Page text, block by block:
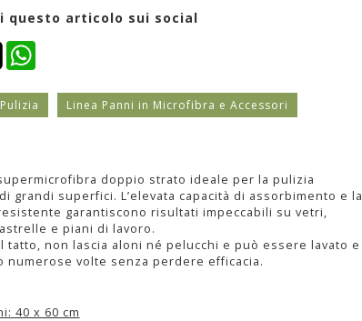
questo articolo sui social
WhatsApp
Linea Panni in Microfibra e Accessori
doppio strato ideale per la pulizia
grandi superfici. L’elevata capacità di assorbimento e la
garantiscono risultati impeccabili su vetri,
e piani di lavoro.
tatto, non lascia aloni né pelucchi e può essere lavato e
numerose volte senza perdere efficacia.
40 x 60 cm